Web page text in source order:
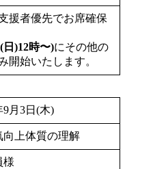
援者優先でお席確保
日)12時〜)にその他の
開始いたします。
9月3日(木)
上体質の理解
様